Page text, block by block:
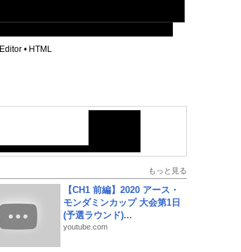
Editor • HTML
もっと見る
【CH1 前編】2020 アース・
モンダミンカップ 大会第1日
(予選ラウンド)...
youtube.com